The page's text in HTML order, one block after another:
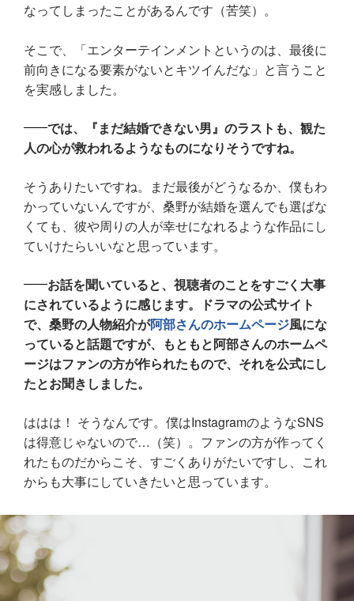
なってしまったことがあるんです（苦笑）。
そこで、「エンターテインメントというのは、最後に
前向きになる要素がないとキツイんだな」と言うこと
を実感しました。
では、『まだ結婚できない男』のラストも、観た
人の心が救われるようなものになりそうですね。
そうありたいですね。まだ最後がどうなるか、僕もわ
かっていないんですが、桑野が結婚を選んでも選ばな
くても、彼や周りの人が幸せになれるような作品にし
ていけたらいいなと思っています。
お話を聞いていると、視聴者のことをすごく大事
にされているように感じます。ドラマの公式サイト
で、桑野の人物紹介が阿部さんのホームページ風にな
っていると話題ですが、もともと阿部さんのホームペ
ージはファンの方が作られたもので、それを公式にし
たとお聞きしました。
ははは！ そうなんです。僕はInstagramのようなSNS
は得意じゃないので…（笑）。ファンの方が作ってく
れたものだからこそ、すごくありがたいですし、これ
からも大事にしていきたいと思っています。